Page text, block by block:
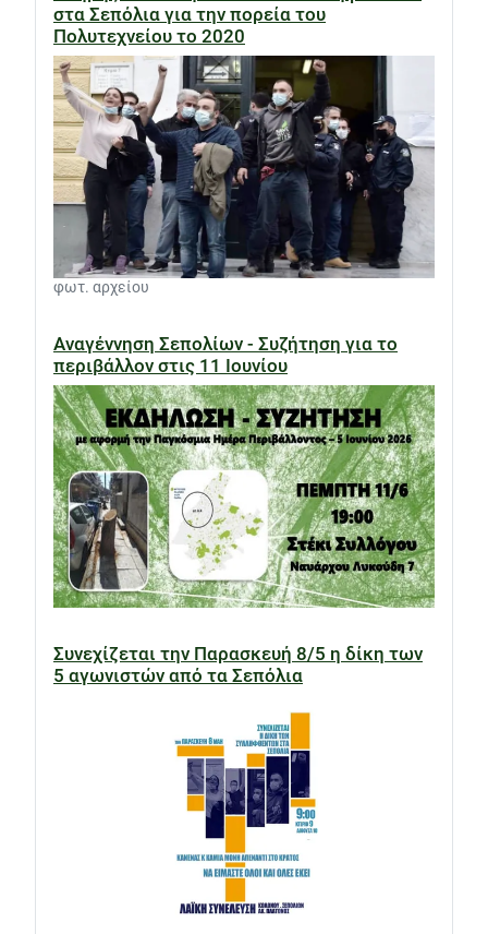
στα Σεπόλια για την πορεία του
Πολυτεχνείου το 2020
φωτ. αρχείου
Αναγέννηση Σεπολίων - Συζήτηση για το
περιβάλλον στις 11 Ιουνίου
Συνεχίζεται την Παρασκευή 8/5 η δίκη των
5 αγωνιστών από τα Σεπόλια